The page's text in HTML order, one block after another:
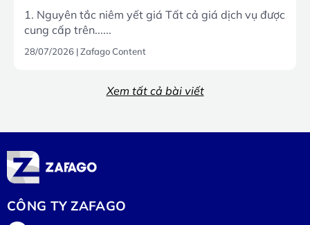
1. Nguyên tắc niêm yết giá Tất cả giá dịch vụ được
cung cấp trên......
28/07/2026 |Zafago Content
Xem tất cả bài viết
CÔNG TY ZAFAGO